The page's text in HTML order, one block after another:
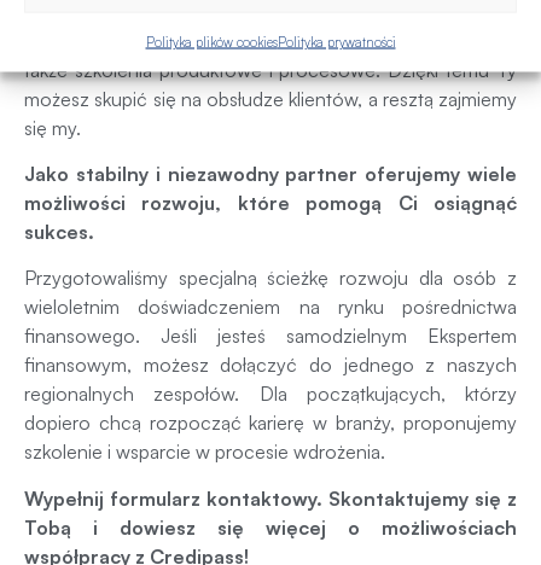
Polityka plików cookiesPolityka prywatności
nowoczesnych narzędzi wspierających obsługę klienta, a
także szkolenia produktowe i procesowe. Dzięki temu Ty
możesz skupić się na obsłudze klientów, a resztą zajmiemy
się my.
Jako stabilny i niezawodny partner oferujemy wiele
możliwości rozwoju, które pomogą Ci osiągnąć
sukces.
Przygotowaliśmy specjalną ścieżkę rozwoju dla osób z
wieloletnim doświadczeniem na rynku pośrednictwa
finansowego. Jeśli jesteś samodzielnym Ekspertem
finansowym, możesz dołączyć do jednego z naszych
regionalnych zespołów. Dla początkujących, którzy
dopiero chcą rozpocząć karierę w branży, proponujemy
szkolenie i wsparcie w procesie wdrożenia.
Wypełnij formularz kontaktowy. Skontaktujemy się z
Tobą i dowiesz się więcej o możliwościach
współpracy z Credipass!